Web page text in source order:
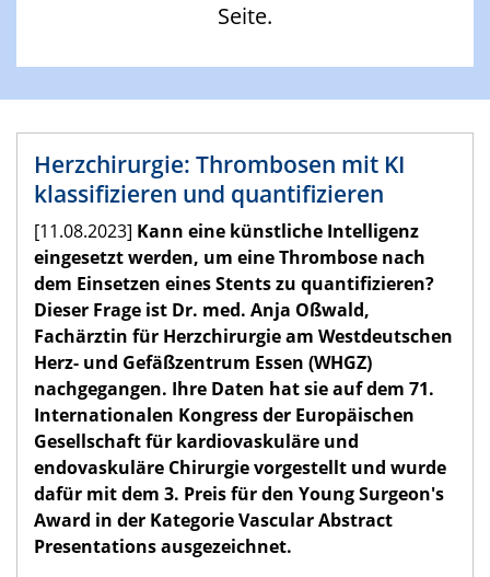
Seite.
Herzchirurgie: Thrombosen mit KI
klassifizieren und quantifizieren
[11.08.2023] Kann eine künstliche Intelligenz
eingesetzt werden, um eine Thrombose nach
dem Einsetzen eines Stents zu quantifizieren?
Dieser Frage ist Dr. med. Anja Oßwald,
Fachärztin für Herzchirurgie am Westdeutschen
Herz- und Gefäßzentrum Essen (WHGZ)
nachgegangen. Ihre Daten hat sie auf dem 71.
Internationalen Kongress der Europäischen
Gesellschaft für kardiovaskuläre und
endovaskuläre Chirurgie vorgestellt und wurde
dafür mit dem 3. Preis für den Young Surgeon's
Award in der Kategorie Vascular Abstract
Presentations ausgezeichnet.